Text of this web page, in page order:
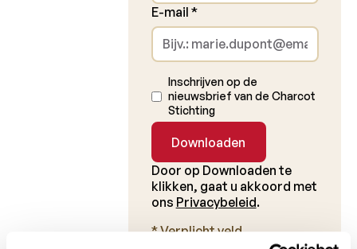
E-mail *
Inschrijven op de
nieuwsbrief van de Charcot
Stichting
Door op Downloaden te
klikken, gaat u akkoord met
ons Privacybeleid.
* Verplicht veld